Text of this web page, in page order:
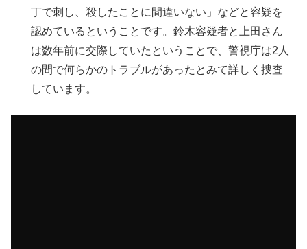
丁で刺し、殺したことに間違いない」などと容疑を
認めているということです。鈴木容疑者と上田さん
は数年前に交際していたということで、警視庁は2人
の間で何らかのトラブルがあったとみて詳しく捜査
しています。